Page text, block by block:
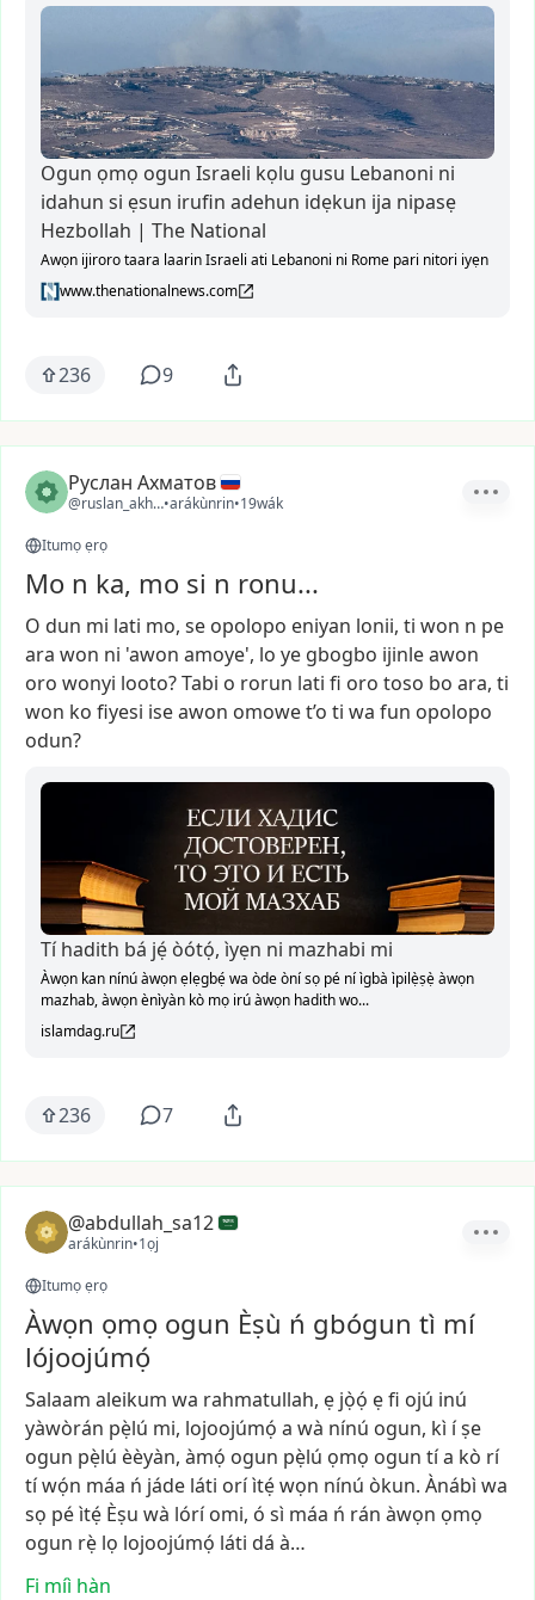
Ogun ọmọ ogun Israeli kọlu gusu Lebanoni ni
idahun si ẹsun irufin adehun idẹkun ija nipasẹ
Hezbollah | The National
Awọn ijiroro taara laarin Israeli ati Lebanoni ni Rome pari nitori iyẹn
www.thenationalnews.com
236 9
Руслан Ахматов
@ruslan_akhmatov1
•arákùnrin•19wák
Itumọ ẹrọ
Mo n ka, mo si n ronu...
O dun mi lati mo, se opolopo eniyan lonii, ti won n pe
ara won ni 'awon amoye', lo ye gbogbo ijinleawon
oro wonyi looto?Tabi o rorun lati fi oro toso bo ara, ti
won ko fiyesi iseawon omowet’o ti wa fun opolopo
odun?
Tí hadith bá jẹ́ òótọ́, ìyẹn ni mazhabi mi
Àwọn kan nínú àwọn ẹlẹgbẹ́ wa òde òní sọ pé ní ìgbà ìpilẹ̀ṣẹ̀ àwọn
mazhab, àwọn ènìyàn kò mọ irú àwọn hadith wo...
islamdag.ru
236 7
@abdullah_sa12
arákùnrin•1ọj
Itumọ ẹrọ
Àwọn ọmọ ogun Èṣù ń gbógun tì mí
lójoojúmọ́
Salaam aleikum wa rahmatullah, ẹ jọ̀ọ́ ẹfi ojú inú
yàwòrán pẹ̀lú mi, lojoojúmọ́ a wà nínú ogun, kì íṣe
ogun pẹ̀lú èèyàn, àmọ́ ogun pẹ̀lú ọmọ ogun tía kò rí
tíwọ́n máa ń jáde láti oríìtẹ́wọn nínú òkun. Ànábì wa
sọ péìtẹ́ Èṣu wà lórí omi, ó sì máa ń rán àwọn ọmọ
ogun rẹ̀ lọ lojoojúmọ́ láti dá à…
Fi míì hàn